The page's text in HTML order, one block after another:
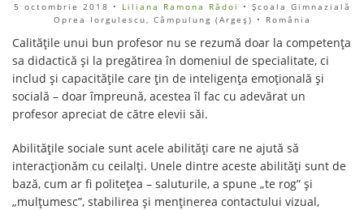
5 octombrie 2018 • Liliana Ramona Rădoi
• Școala Gimnazială
Oprea Iorgulescu, Câmpulung (Argeş) • România
Calitățile unui bun profesor nu se rezumă doar la competența
sa didactică și la pregătirea în domeniul de specialitate, ci
includ și capacitățile care țin de inteligența emoțională și
socială – doar împreună, acestea îl fac cu adevărat un
profesor apreciat de către elevii săi.
Abilitățile sociale sunt acele abilități care ne ajută să
interacționăm cu ceilalți. Unele dintre aceste abilități sunt de
bază, cum ar fi politețea – saluturile, a spune „te rog” și
„mulțumesc”, stabilirea și menținerea contactului vizual,